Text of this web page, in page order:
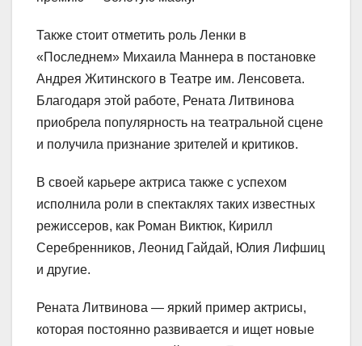
Также стоит отметить роль Ленки в
«Последнем» Михаила Маннера в постановке
Андрея Житинского в Театре им. Ленсовета.
Благодаря этой работе, Рената Литвинова
приобрела популярность на театральной сцене
и получила признание зрителей и критиков.
В своей карьере актриса также с успехом
исполнила роли в спектаклях таких известных
режиссеров, как Роман Виктюк, Кирилл
Серебренников, Леонид Гайдай, Юлия Лифшиц
и другие.
Рената Литвинова — яркий пример актрисы,
которая постоянно развивается и ищет новые